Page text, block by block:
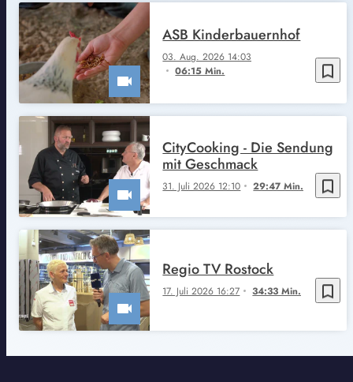
bookmark_border
03. Aug. 2026 14:03
06:15 Min.
ASB Kinderbauernhof
bookmark_border
31. Juli 2026 12:10 29:47 Min.
CityCooking - Die Sendung
mit Geschmack
bookmark_border
17. Juli 2026 16:27 34:33 Min.
Regio TV Rostock